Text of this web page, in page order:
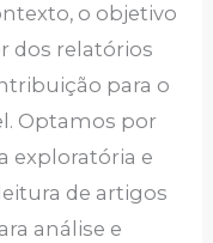
o objetivo
dos relatórios
para o
Optamos por
exploratória e
de artigos
análise e